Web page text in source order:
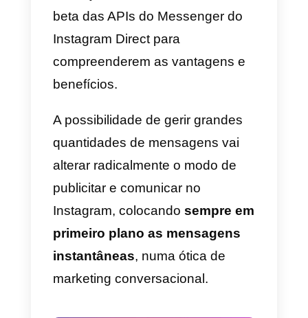
7) Descobrir os conteúdos
multimédia com hashtag
hashtags são talvez a opção
mais potente para um
Por isso, a API possibilita
conhecer informações sobre
total disponível ou a sua
popularidade, permitindo ainda
especificar um termo de
dentro dos hashtags;